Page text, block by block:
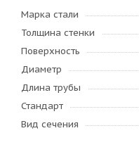
Марка стали
Толщина стенки
Поверхность
Диаметр
Длина трубы
Стандарт
Вид сечения